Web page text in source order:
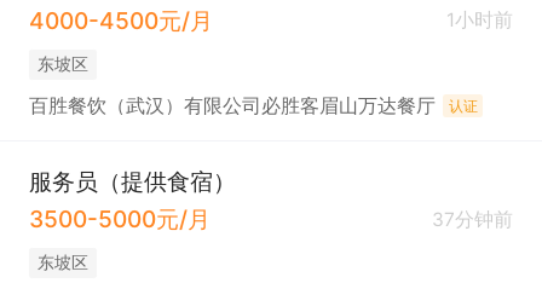
4000-4500元/月
1小时前
东坡区
百胜餐饮（武汉）有限公司必胜客眉山万达餐厅 认证
服务员（提供食宿）
3500-5000元/月
37分钟前
东坡区